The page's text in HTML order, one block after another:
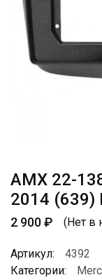
AMX 22-
2014 (639)
2 900₽ (Нет в
Артикул:
4392
Категории: